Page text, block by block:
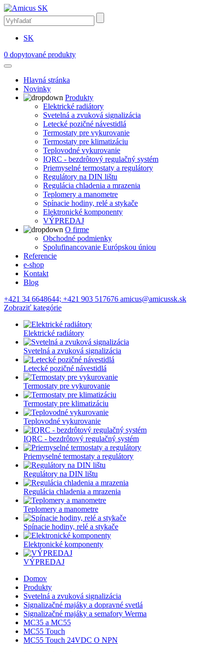
SK
0 dopytované produkty
Hlavná stránka
Novinky
Produkty
Elektrické radiátory
Svetelná a zvuková signalizácia
Letecké pozičné návestidlá
Termostaty pre vykurovanie
Termostaty pre klimatizáciu
Teplovodné vykurovanie
IQRC - bezdrôtový regulačný systém
Priemyselné termostaty a regulátory
Regulátory na DIN lištu
Regulácia chladenia a mrazenia
Teplomery a manometre
Spínacie hodiny, relé a stykače
Elektronické komponenty
VÝPREDAJ
O firme
Obchodné podmienky
Spolufinancovanie Európskou úniou
Referencie
e-shop
Kontakt
Blog
+421 34 6648644; +421 903 517676 amicus@amicussk.sk
Zobraziť kategórie
Elektrické radiátory
Svetelná a zvuková signalizácia
Letecké pozičné návestidlá
Termostaty pre vykurovanie
Termostaty pre klimatizáciu
Teplovodné vykurovanie
IQRC - bezdrôtový regulačný systém
Priemyselné termostaty a regulátory
Regulátory na DIN lištu
Regulácia chladenia a mrazenia
Teplomery a manometre
Spínacie hodiny, relé a stykače
Elektronické komponenty
VÝPREDAJ
Domov
Produkty
Svetelná a zvuková signalizácia
Signalizačné majáky a dopravné svetlá
Signalizačné majáky a semafory Werma
MC35 a MC55
MC55 Touch
MC55 Touch 24VDC O NPN